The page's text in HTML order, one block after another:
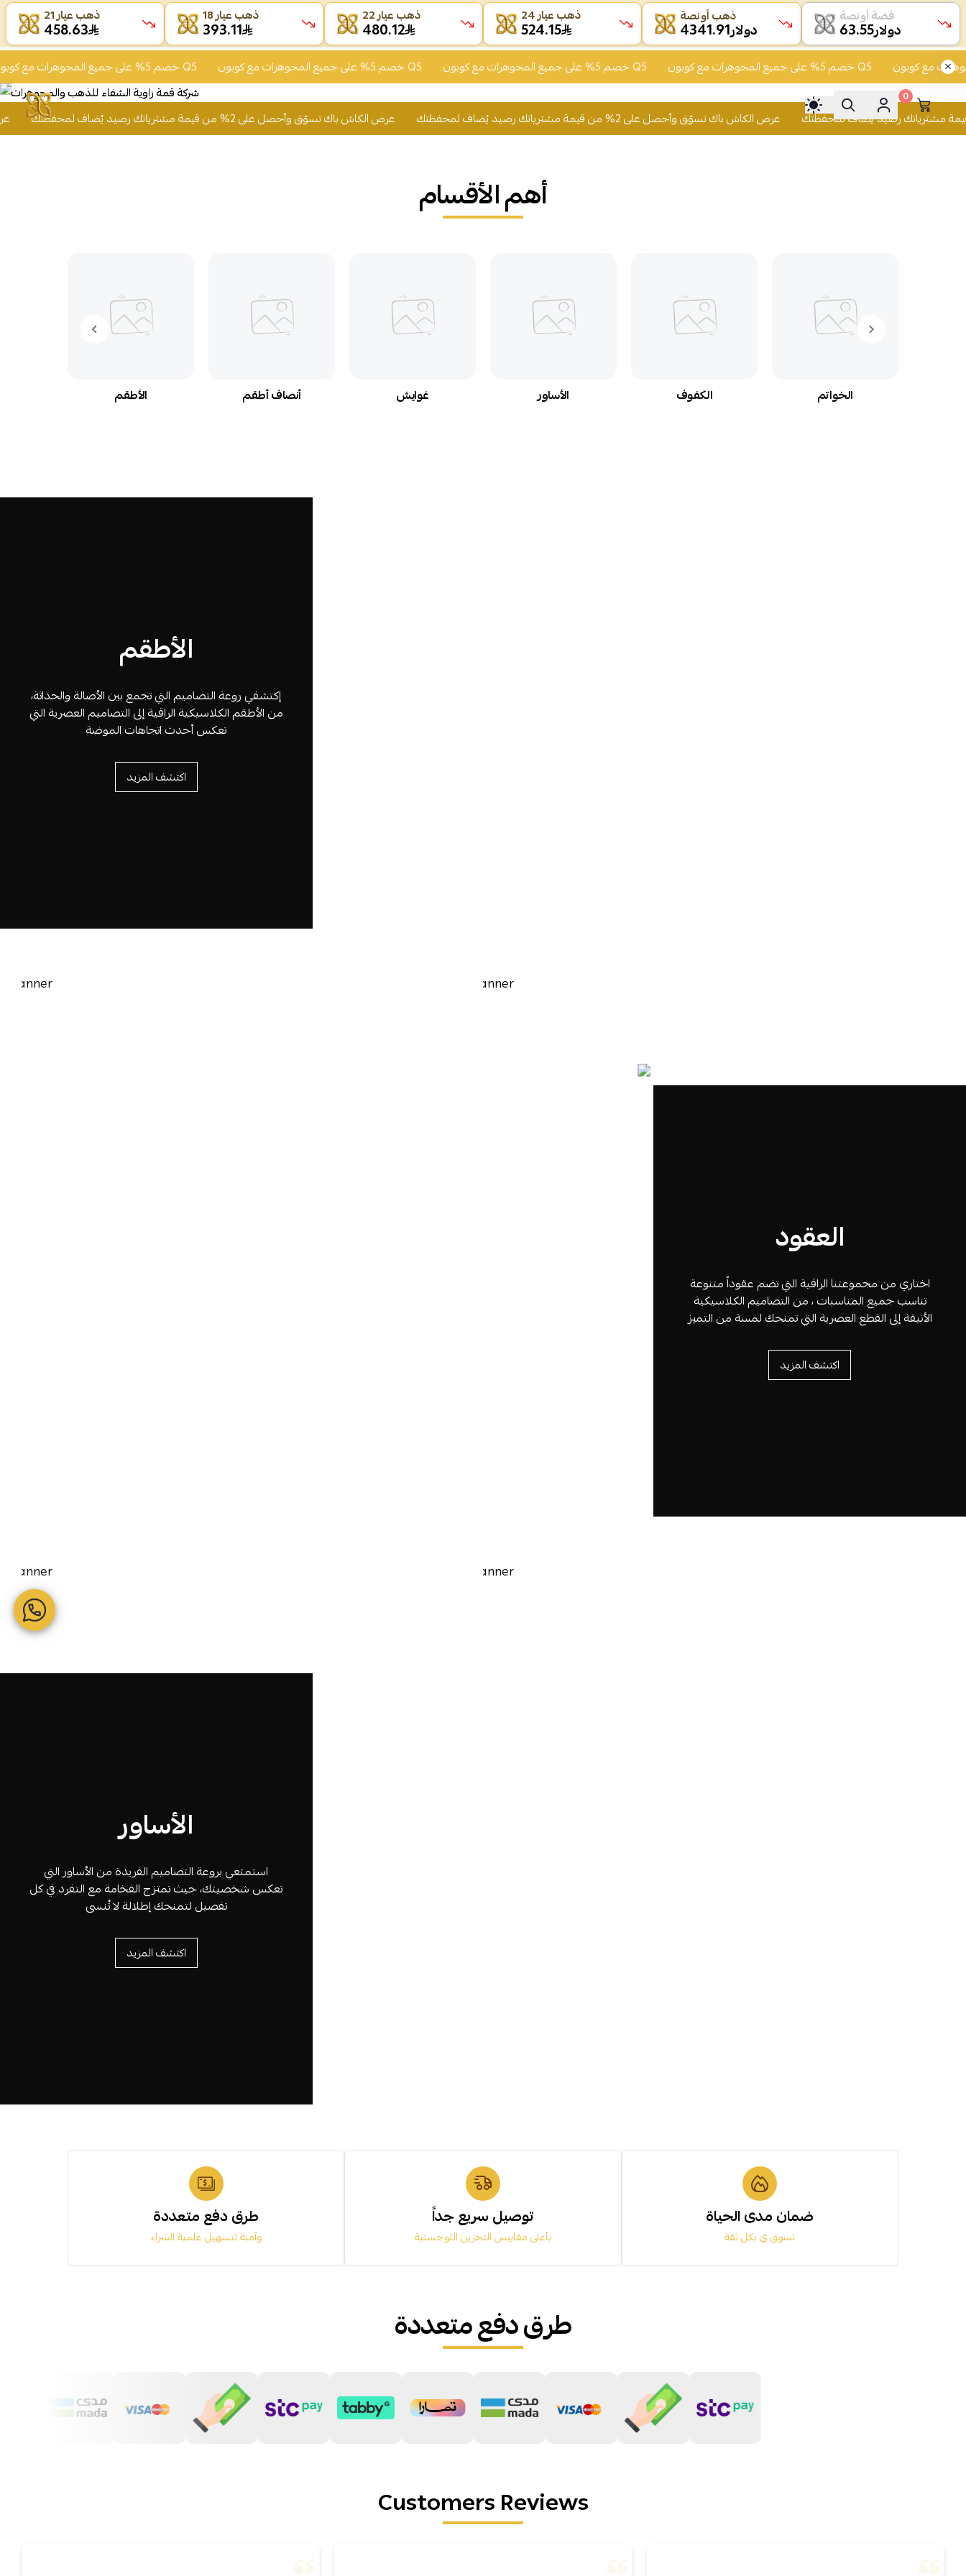
خصم 5% على جميع المجوهرات مع كوبون Q5 خصم 5% على جميع المجوهرات مع كوبون Q5 خصم 5% على جميع المجوهرات مع كوبون Q5 خصم 5% على جميع المجوهرات مع كوبون Q5
0
عرض الكاش باك تسوّق وأحصل على 2% من قيمة مشترياتك رصيد يُضاف لمحفظتك عرض الكاش باك تسوّق وأحصل على 2% من قيمة مشترياتك رصيد يُضاف لمحفظتك
أهم الأقسام
الأطقم أنصاف أطقم غوايش الأساور الكفوف الخواتم
الأطقم
إكتشفي روعة التصاميم التي تجمع بين الأصالة والحداثة،
من الأطقم الكلاسيكية الراقية إلى التصاميم العصرية التي
تعكس أحدث اتجاهات الموضة
اكتشف المزيد
العقود
اختاري من مجموعتنا الراقية التي تضم عقوداً متنوعة
تناسب جميع المناسبات ، من التصاميم الكلاسيكية
الأنيقة إلى القطع العصرية التي تمنحك لمسة من التميز
اكتشف المزيد
الأساور
استمتعي بروعة التصاميم الفريدة من الأساور التي
تعكس شخصيتك، حيث تمتزج الفخامة مع التفرد في كل
تفصيل لتمنحك إطلالة لا تُنسى
اكتشف المزيد
طرق دفع متعددة
وآمنة لتسهيل علمية الشراء
توصيل سريع جداً
بأعلى مقاييس التخزين اللوجستية
ضمان مدى الحياة
تسوق ي بكل ثقة
طرق دفع متعددة
Customers Reviews
ذهب عيار 21
458.63
ذهب عيار 18
393.11
ذهب عيار 22
480.12
ذهب عيار 24
524.15
ذهب أونصة
4341.91دولار
فضة أونصة
63.55دولار